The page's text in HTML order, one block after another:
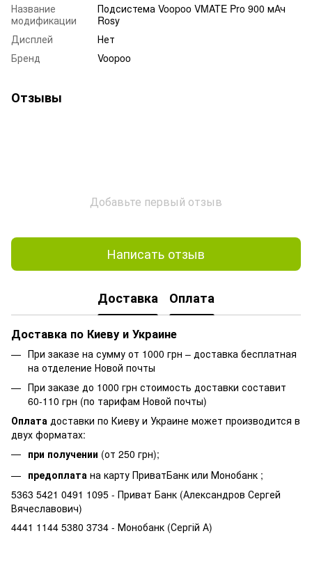
Название
модификации
Подсистема Voopoo VMATE Pro 900 мАч
Rosy
Дисплей
Нет
Бренд
Voopoo
Отзывы
Добавьте первый отзыв
Написать отзыв
Доставка Оплата
Доставка по Киеву и Украине
При заказе на сумму от 1000 грн – доставка бесплатная
на отделение Новой почты
При заказе до 1000 грн стоимость доставки составит
60-110 грн (по тарифам Новой почты)
Оплата доставки по Киеву и Украине может производится в
двух форматах:
при получении (от 250 грн);
предоплата на карту ПриватБанк или Монобанк ;
5363 5421 0491 1095 - Приват Банк (Александров Сергей
Вячеславович)
4441 1144 5380 3734 - Монобанк (Сергій А)